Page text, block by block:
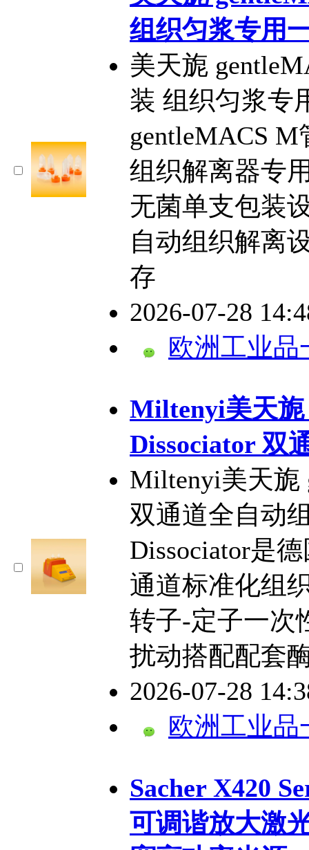
组织匀浆专用
美天旎
装 组织匀浆专
gentleMACS
组织解离器专
无菌单支包装
自动组织解离
存
2026-07-28
欧洲工业品
​Miltenyi美天旎
Dissociator 双
Miltenyi美天旎
双通道全自动
Dissociator是
通道标准化组
转子-定子一次
扰动搭配配套
2026-07-28
欧洲工业品
​Sacher X420
可调谐放大激